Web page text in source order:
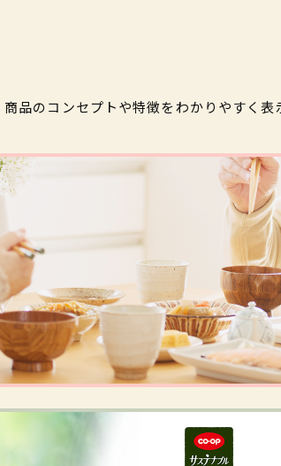
商品のコンセプトや特徴をわかりやすく